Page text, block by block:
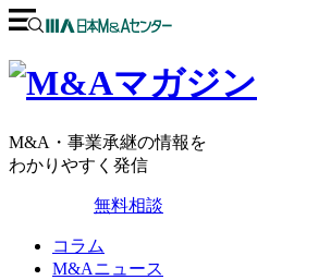
M&A・事業承継の情報を
わかりやすく発信
無料相談
コラム
M&Aニュース